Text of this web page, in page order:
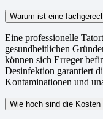
Warum ist eine
Eine professionelle
gesundheitlichen
können sich Erreger
Desinfektion garantiert
Kontaminationen und
Wie hoch sind die Kosten